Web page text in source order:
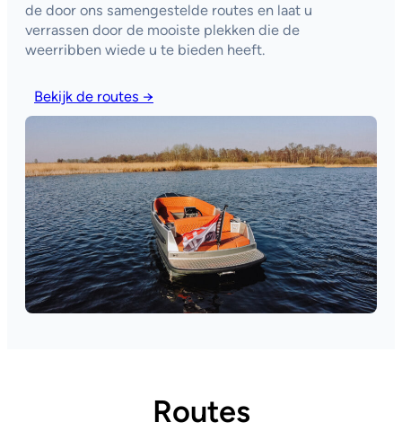
de door ons samengestelde routes en laat u
verrassen door de mooiste plekken die de
weerribben wiede u te bieden heeft.
Bekijk de routes →
Routes